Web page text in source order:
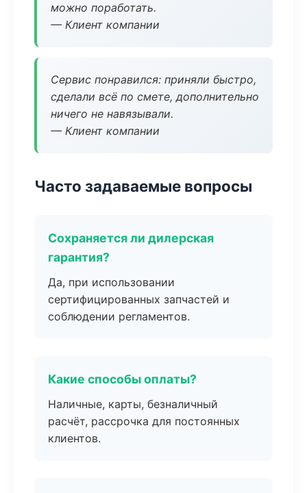
можно поработать.
— Клиент компании
Сервис понравился: приняли быстро,
сделали всё по смете, дополнительно
ничего не навязывали.
— Клиент компании
Часто задаваемые вопросы
Сохраняется ли дилерская
гарантия?
Да, при использовании
сертифицированных запчастей и
соблюдении регламентов.
Какие способы оплаты?
Наличные, карты, безналичный
расчёт, рассрочка для постоянных
клиентов.